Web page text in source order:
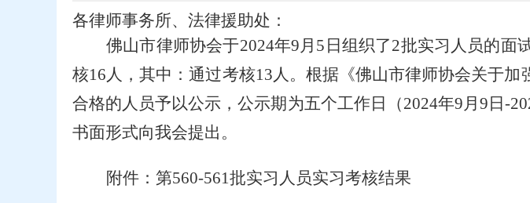
各律师事务所、法律援助处：
佛山市律师协会于2024年9月 5 日 组织了2批实习人员的面
核16人，其中：通过考核13人。 根据《佛山市律师协会关于加
合格的人员予以公示，公示期为五个工作日（2024年9月 9 日 -
书面形式向我会提出。
附件：第560-561批实习人员实习考核结果